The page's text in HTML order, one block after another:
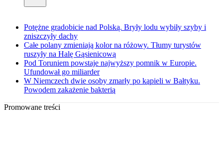
Potężne gradobicie nad Polską. Bryły lodu wybiły szyby i
zniszczyły dachy
Całe polany zmieniają kolor na różowy. Tłumy turystów
ruszyły na Halę Gąsienicową
Pod Toruniem powstaje najwyższy pomnik w Europie.
Ufundował go miliarder
W Niemczech dwie osoby zmarły po kąpieli w Bałtyku.
Powodem zakażenie bakterią
Promowane treści